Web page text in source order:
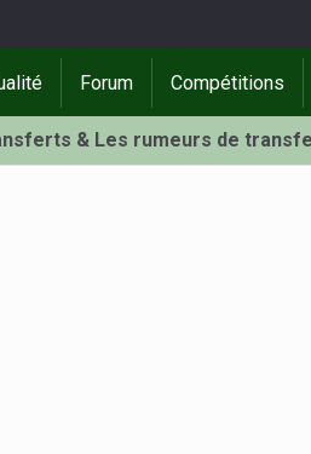
Forum Compétitions
& Les rumeurs de